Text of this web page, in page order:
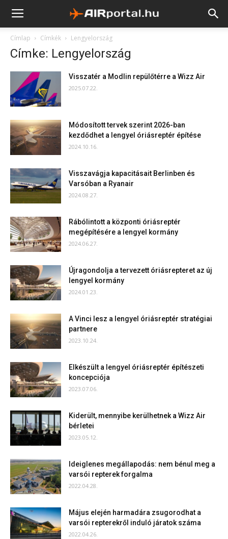
Címlap Címkék Lengyelország
Címke: Lengyelország
Visszatér a Modlin repülőtérre a Wizz Air
2025.07.22.
Módosított tervek szerint 2026-ban
kezdődhet a lengyel óriásreptér építése
2024.10.16.
Visszavágja kapacitásait Berlinben és
Varsóban a Ryanair
2024.08.27.
Rábólintott a központi óriásreptér
megépítésére a lengyel kormány
2024.06.27.
Újragondolja a tervezett óriásrepteret az új
lengyel kormány
2024.01.23.
A Vinci lesz a lengyel óriásreptér stratégiai
partnere
2023.10.24.
Elkészült a lengyel óriásreptér építészeti
koncepciója
2023.07.06.
Kiderült, mennyibe kerülhetnek a Wizz Air
bérletei
2023.05.12.
Ideiglenes megállapodás: nem bénul meg a
varsói repterek forgalma
2022.04.28.
Május elején harmadára zsugorodhat a
varsói repterekről induló járatok száma
2022.04.26.